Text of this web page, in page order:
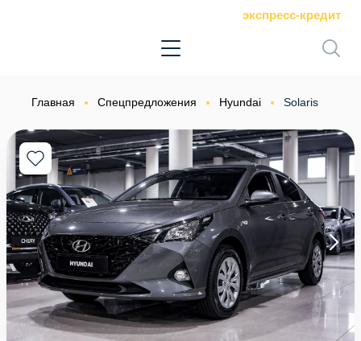
экспресс-кредит
Главная Спецпредложения Hyundai Solaris